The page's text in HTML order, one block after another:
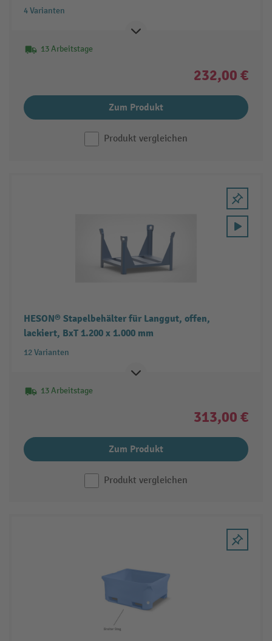
4 Varianten
13 Arbeitstage
232,00 €
Zum Produkt
Produkt vergleichen
HESON® Stapelbehälter für Langgut, offen,
lackiert, BxT 1.200 x 1.000 mm
12 Varianten
13 Arbeitstage
313,00 €
Zum Produkt
Produkt vergleichen